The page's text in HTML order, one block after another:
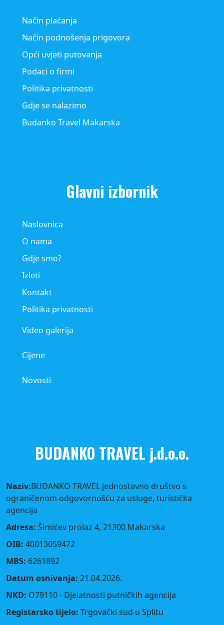
Način plaćanja
Način podnošenja prigovora
Opći uvjeti putovanja
Podaci o firmi
Politika privatnosti
Gdje se nalazimo
Budanko Travel Makarska
Glavni izbornik
Naslovnica
O nama
Gdje smo?
Izleti
Kontakt
Politika privatnosti
Video galerija
Cijene
Novosti
BUDANKO TRAVEL j.d.o.o.
Naziv:BUDANKO TRAVEL jednostavno društvo s
ograničenom odgovornošću za usluge, turistička
agencija
Adresa: Šimićev prolaz 4, 21300 Makarska
OIB: 40013059472
MBS: 6261892
Datum osnivanja: 21.04.2026.
NKD: O79110 - Djelatnosti putničkih agencija
Registarsko tijelo: Trgovački sud u Splitu